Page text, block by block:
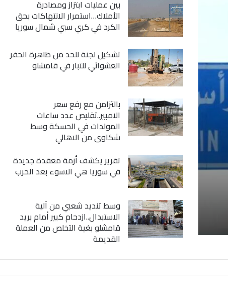
بين عمليات ابتزاز ومصادرة
الأملاك…استمرار الانتهاكات بحق
الكرد في كري سبي شمال سوريا
تشكيل لجنة للحد من ظاهرة الحفر
العشوائي للآبار في قامشلو
بالتزامن مع رفع سعر
الامبير..تقليص عدد ساعات
المولدات في الحسكة وسط
شكاوى من الاهالي
تقرير يكشف أزمة معقدة جديدة
في سوريا هي الاسوء بعد الحرب
وسط تنديد شعبي من آلية
الاستبدال..ازدحام كبير أمام بريد
قامشلو بغية التخلص من العملة
القديمة